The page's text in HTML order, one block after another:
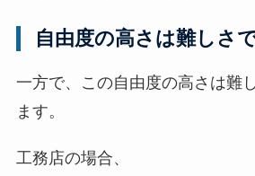
自由度の高さは難しさ
一方で、この自由度の高さは難
ます。
工務店の場合、